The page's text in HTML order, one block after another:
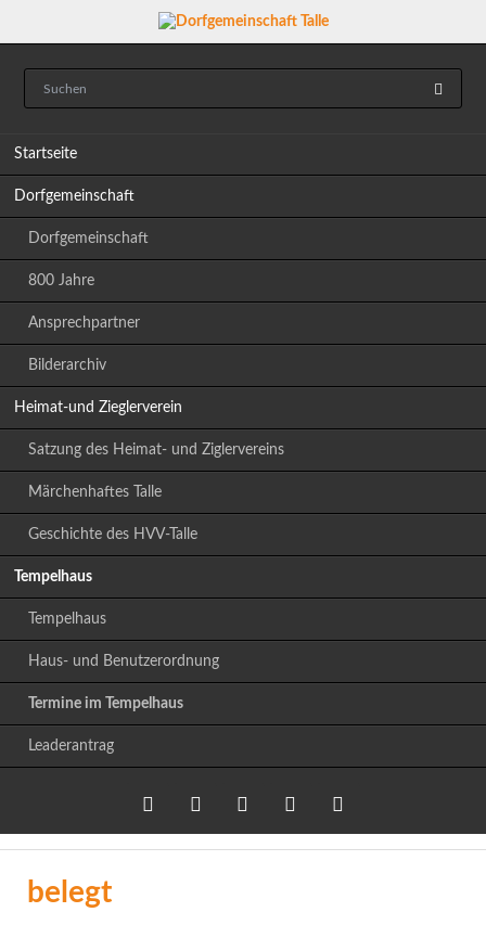
Startseite
Dorfgemeinschaft
Dorfgemeinschaft
800 Jahre
Ansprechpartner
Bilderarchiv
Heimat-und Zieglerverein
Satzung des Heimat- und Ziglervereins
Märchenhaftes Talle
Geschichte des HVV-Talle
Tempelhaus
Tempelhaus
Haus- und Benutzerordnung
Termine im Tempelhaus
Leaderantrag
belegt